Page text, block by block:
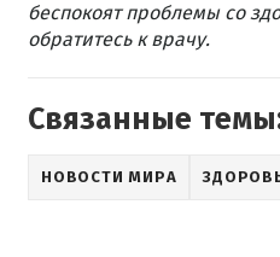
беспокоят проблемы со
обратитесь к врачу.
Связанные
НОВОСТИ МИРА